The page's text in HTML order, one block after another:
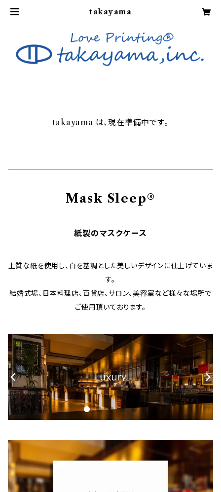
takayama
takayama は、現在準備中です。
Mask Sleep®︎
紙製のマスクケース
上質な紙を使用し、白を基調とした美しいデザインに仕上げていま
す。
結婚式場、日本料理店、百貨店、サロン、美容室など様々な場所で
ご使用頂いております。